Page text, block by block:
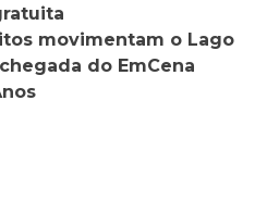
movimentam o Lago
do EmCena